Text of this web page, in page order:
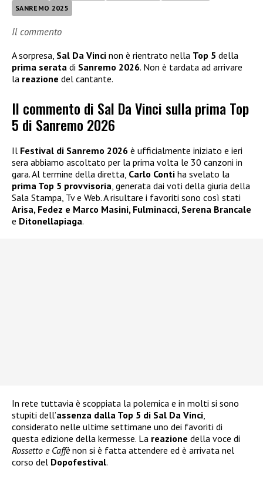
SANREMO 2025
Il commento
A sorpresa, Sal Da Vinci non è rientrato nella Top 5 della
prima serata di Sanremo 2026. Non è tardata ad arrivare
la reazione del cantante.
Il commento di Sal Da Vinci sulla prima Top
5 di Sanremo 2026
Il Festival di Sanremo 2026 è ufficialmente iniziato e ieri
sera abbiamo ascoltato per la prima volta le 30 canzoni in
gara. Al termine della diretta, Carlo Conti ha svelato la
prima Top 5 provvisoria, generata dai voti della giuria della
Sala Stampa, Tv e Web. A risultare i favoriti sono così stati
Arisa, Fedez e Marco Masini, Fulminacci, Serena Brancale
e Ditonellapiaga.
In rete tuttavia è scoppiata la polemica e in molti si sono
stupiti dell’assenza dalla Top 5 di Sal Da Vinci,
considerato nelle ultime settimane uno dei favoriti di
questa edizione della kermesse. La reazione della voce di
Rossetto e Caffènon si è fatta attendere ed è arrivata nel
corso del Dopofestival.